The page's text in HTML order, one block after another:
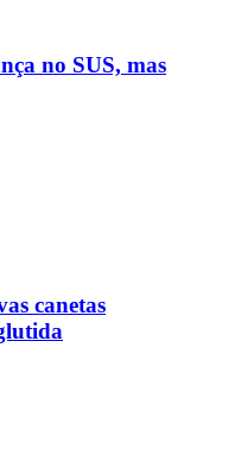
no SUS, mas
canetas